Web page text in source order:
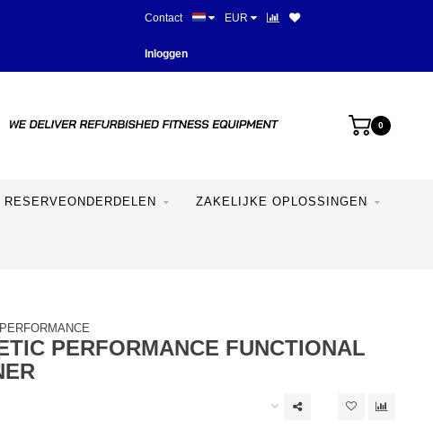
Meer dan 28 jaar ervaring
Contact EUR
Inloggen
0
RESERVEONDERDELEN ZAKELIJKE OPLOSSINGEN
PERFORMANCE FUNCTIONAL